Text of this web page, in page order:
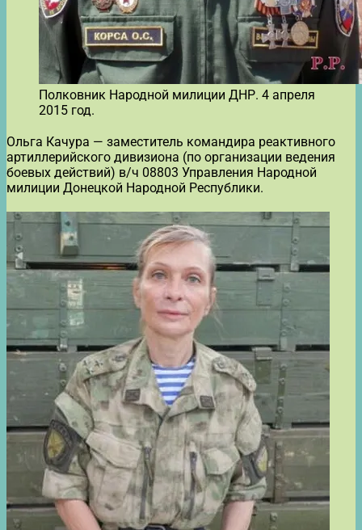
Полковник Народной милиции ДНР. 4 апреля
2015 год.
Ольга Качура — заместитель командира реактивного
артиллерийского дивизиона (по организации ведения
боевых действий) в/ч 08803 Управления Народной
милиции Донецкой Народной Республики.